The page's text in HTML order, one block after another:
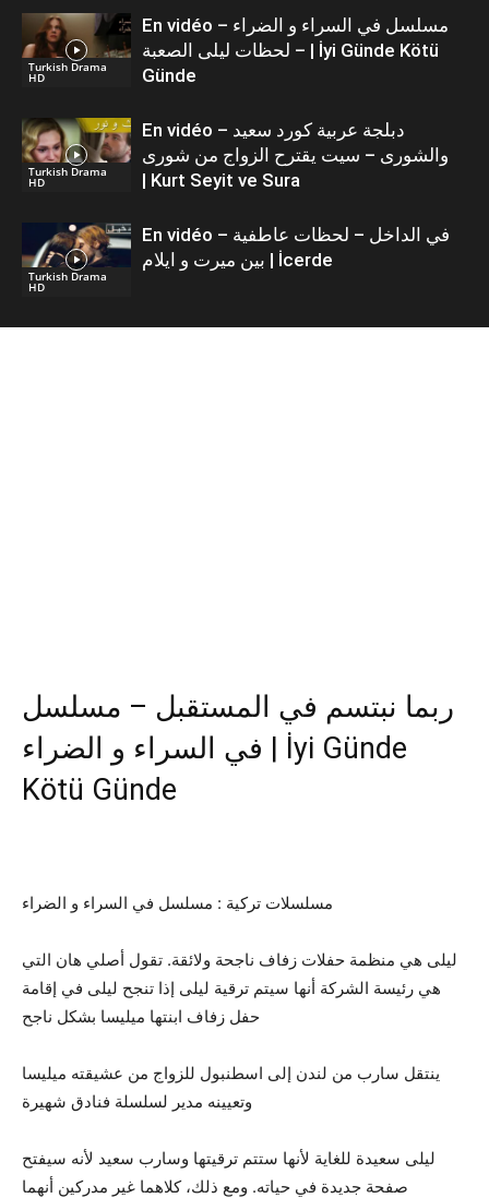
Turkish Drama
HD
En vidéo – مسلسل في السراء و الضراء
– لحظات ليلى الصعبة | İyi Günde Kötü
Günde
Turkish Drama
HD
En vidéo – دبلجة عربية كورد سعيد
والشورى – سيت يقترح الزواج من شورى
| Kurt Seyit ve Sura
Turkish Drama
HD
En vidéo – في الداخل – لحظات عاطفية
بين ميرت و ايلام | İcerde
ربما نبتسم في المستقبل – مسلسل
في السراء و الضراء | İyi Günde
Kötü Günde
مسلسلات تركية : مسلسل في السراء و الضراء
ليلى هي منظمة حفلات زفاف ناجحة ولائقة. تقول أصلي هان التي
هي رئيسة الشركة أنها سيتم ترقية ليلى إذا تنجح ليلى في إقامة
حفل زفاف ابنتها ميليسا بشكل ناجح
ينتقل سارب من لندن إلى اسطنبول للزواج من عشيقته ميليسا
وتعيينه مدير لسلسلة فنادق شهيرة
ليلى سعيدة للغاية لأنها ستتم ترقيتها وسارب سعيد لأنه سيفتح
صفحة جديدة في حياته. ومع ذلك، كلاهما غير مدركين أنهما